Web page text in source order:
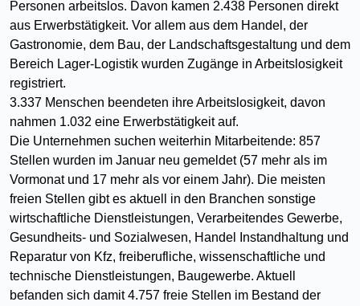
Personen arbeitslos. Davon kamen 2.438 Personen direkt
aus Erwerbstätigkeit. Vor allem aus dem Handel, der
Gastronomie, dem Bau, der Landschaftsgestaltung und dem
Bereich Lager-Logistik wurden Zugänge in Arbeitslosigkeit
registriert.
3.337 Menschen beendeten ihre Arbeitslosigkeit, davon
nahmen 1.032 eine Erwerbstätigkeit auf.
Die Unternehmen suchen weiterhin Mitarbeitende: 857
Stellen wurden im Januar neu gemeldet (57 mehr als im
Vormonat und 17 mehr als vor einem Jahr). Die meisten
freien Stellen gibt es aktuell in den Branchen sonstige
wirtschaftliche Dienstleistungen, Verarbeitendes Gewerbe,
Gesundheits- und Sozialwesen, Handel Instandhaltung und
Reparatur von Kfz, freiberufliche, wissenschaftliche und
technische Dienstleistungen, Baugewerbe. Aktuell
befanden sich damit 4.757 freie Stellen im Bestand der